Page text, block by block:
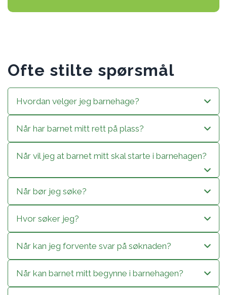
Ofte stilte spørsmål
Hvordan velger jeg barnehage?
Når har barnet mitt rett på plass?
Når vil jeg at barnet mitt skal starte i barnehagen?
Når bør jeg søke?
Hvor søker jeg?
Når kan jeg forvente svar på søknaden?
Når kan barnet mitt begynne i barnehagen?